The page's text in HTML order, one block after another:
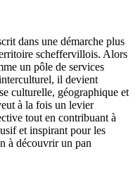
dans une démarche plus
scheffervillois. Alors
un pôle de services
il devient
culturelle, géographique et
à la fois un levier
tout en contribuant à
et inspirant pour les
à découvrir un pan